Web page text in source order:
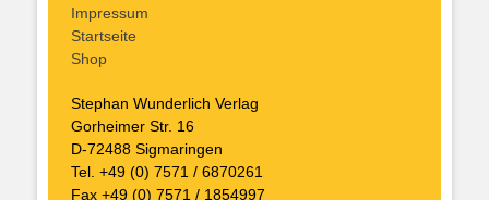
Impressum
Startseite
Shop
Stephan Wunderlich Verlag
Gorheimer Str. 16
D-72488 Sigmaringen
Tel. +49 (0) 7571 / 6870261
Fax +49 (0) 7571 / 1854997